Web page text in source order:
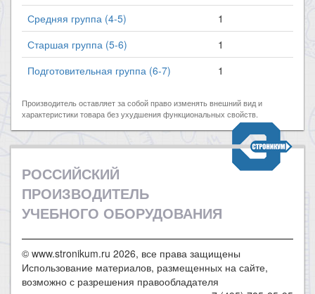
Средняя группа (4-5)
1
Старшая группа (5-6)
1
Подготовительная группа (6-7)
1
Производитель оставляет за собой право изменять внешний вид и
характеристики товара без ухудшения функциональных свойств.
РОССИЙСКИЙ
ПРОИЗВОДИТЕЛЬ
УЧЕБНОГО ОБОРУДОВАНИЯ
© www.stronikum.ru 2026, все права защищены
Использование материалов, размещенных на сайте,
возможно с разрешения правообладателя